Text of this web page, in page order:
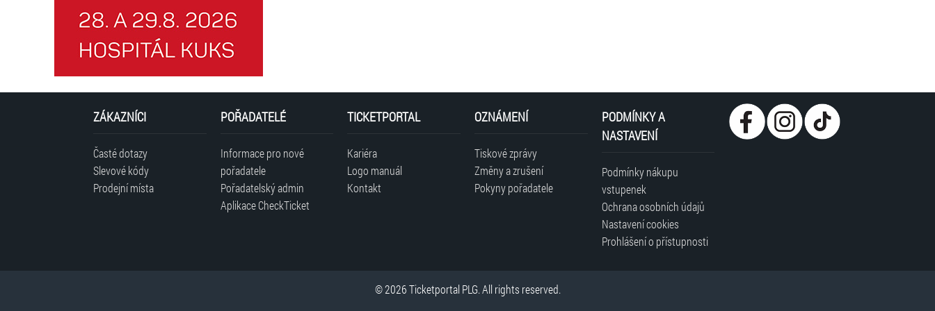
ZÁKAZNÍCI
Časté dotazy
Slevové kódy
Prodejní místa
POŘADATELÉ
Informace pro nové
pořadatele
Pořadatelský admin
Aplikace CheckTicket
TICKETPORTAL
Kariéra
Logo manuál
Kontakt
OZNÁMENÍ
Tiskové zprávy
Změny a zrušení
Pokyny pořadatele
PODMÍNKY A
NASTAVENÍ
Podmínky nákupu
vstupenek
Ochrana osobních údajů
Nastavení cookies
Prohlášení o přístupnosti
© 2026 Ticketportal PLG. All rights reserved.